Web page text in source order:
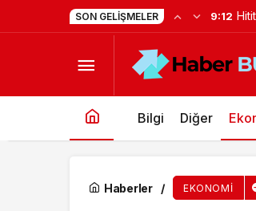
SON GELIŞMELER 9:02
Bilgi Diğer
Haberler EKONOMI
Yeni Kampanyası ile Hadi